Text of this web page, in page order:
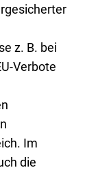
z. B. bei
Verbote
Im
die